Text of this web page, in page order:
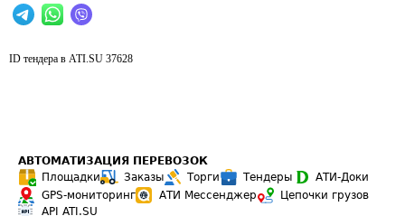
ID тендера в ATI.SU 37628
АВТОМАТИЗАЦИЯ ПЕРЕВОЗОК
Площадки
Заказы Торги Тендеры
АТИ-Доки
GPS-мониторинг
АТИ Мессенджер
Цепочки грузов
API ATI.SU